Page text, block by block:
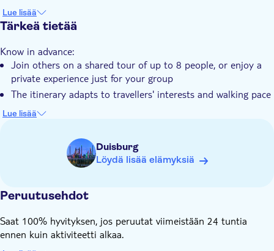
Pienempi ryhmäkoko
E-lippu
Pet friendly
You will get top local tips on the best bars, cafés, and
restaurants to visit
time
Lue lisää
Tärkeä tietää
Know in advance:
Join others on a shared tour of up to 8 people, or enjoy a
private experience just for your group
The itinerary adapts to travellers' interests and walking pace
Stops may vary depending on weather conditions
monuments are not included
Lue lisää
Duisburg
Löydä lisää elämyksiä
Peruutusehdot
Saat 100% hyvityksen, jos peruutat viimeistään 24 tuntia
ennen kuin aktiviteetti alkaa.